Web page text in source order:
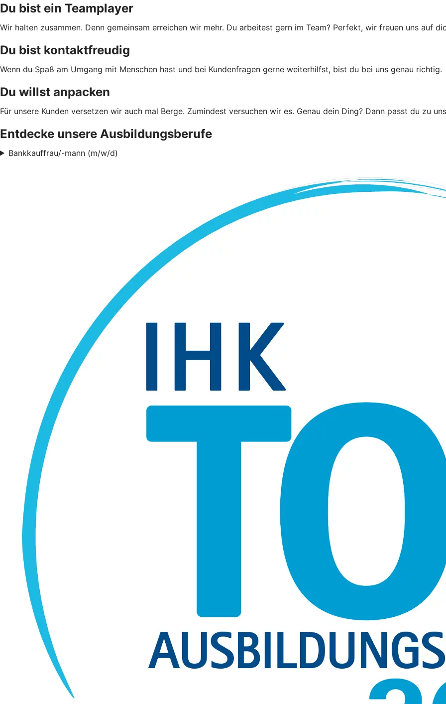
Du bist ein Teamplayer
Wir halten zusammen. Denn gemeinsam erreichen wir mehr. Du arbeitest gern im Team? Perfekt, wir freuen uns auf
Du bist kontaktfreudig
Wenn du Spaß am Umgang mit Menschen hast und bei Kundenfragen gerne weiterhilfst, bist du bei uns genau richtig.
Du willst anpacken
Für unsere Kunden versetzen wir auch mal Berge. Zumindest versuchen wir es. Genau dein Ding? Dann passt du zu
Entdecke unsere Ausbildungsberufe
Bankkauffrau/-mann (m/w/d)